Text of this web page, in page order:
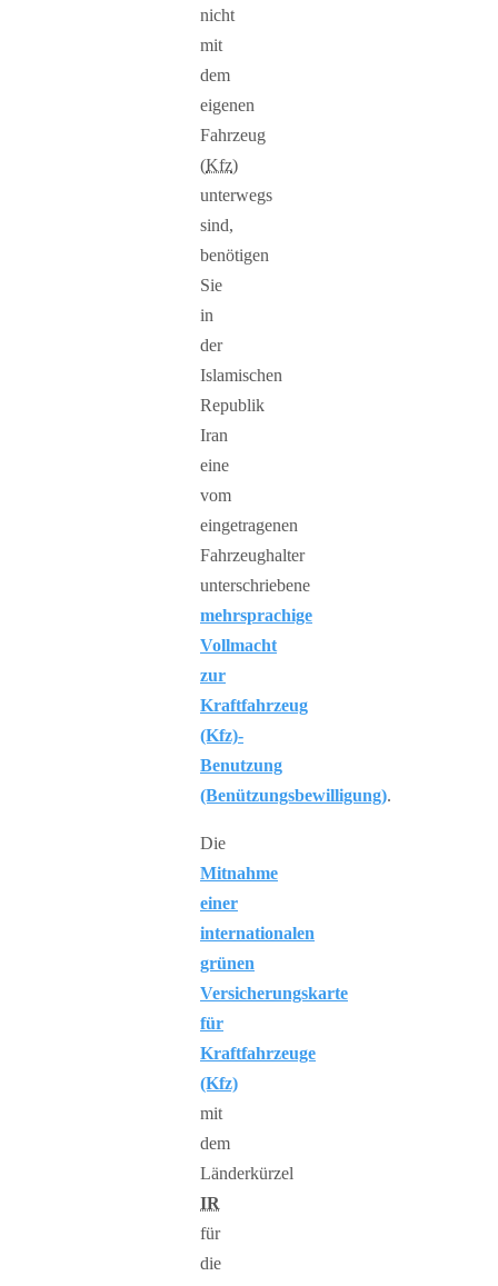
nicht
mit
dem
eigenen
Fahrzeug
(Kfz)
unterwegs
sind,
benötigen
Sie
in
der
Islamischen
Republik
Iran
eine
vom
eingetragenen
Fahrzeughalter
unterschriebene
mehrsprachige
Vollmacht
zur
Kraftfahrzeug
(Kfz)-
Benutzung
(Benützungsbewilligung).
Die
Mitnahme
einer
internationalen
grünen
Versicherungskarte
für
Kraftfahrzeuge
(Kfz)
mit
dem
Länderkürzel
IR
für
die